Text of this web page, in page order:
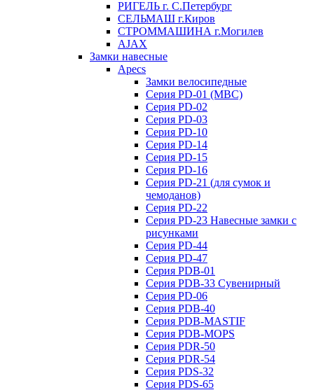
РИГЕЛЬ г. С.Петербург
СЕЛЬМАШ г.Киров
СТРОММАШИНА г.Могилев
AJAX
Замки навесные
Apecs
Замки велосипедные
Серия PD-01 (МВС)
Серия PD-02
Серия PD-03
Серия PD-10
Серия PD-14
Серия PD-15
Серия PD-16
Серия PD-21 (для сумок и
чемоданов)
Серия PD-22
Серия PD-23 Навесные замки с
рисунками
Серия PD-44
Серия PD-47
Серия PDB-01
Серия PDB-33 Сувенирный
Серия PD-06
Серия PDB-40
Серия PDB-MASTIF
Серия PDB-MOPS
Серия PDR-50
Серия PDR-54
Серия PDS-32
Серия PDS-65